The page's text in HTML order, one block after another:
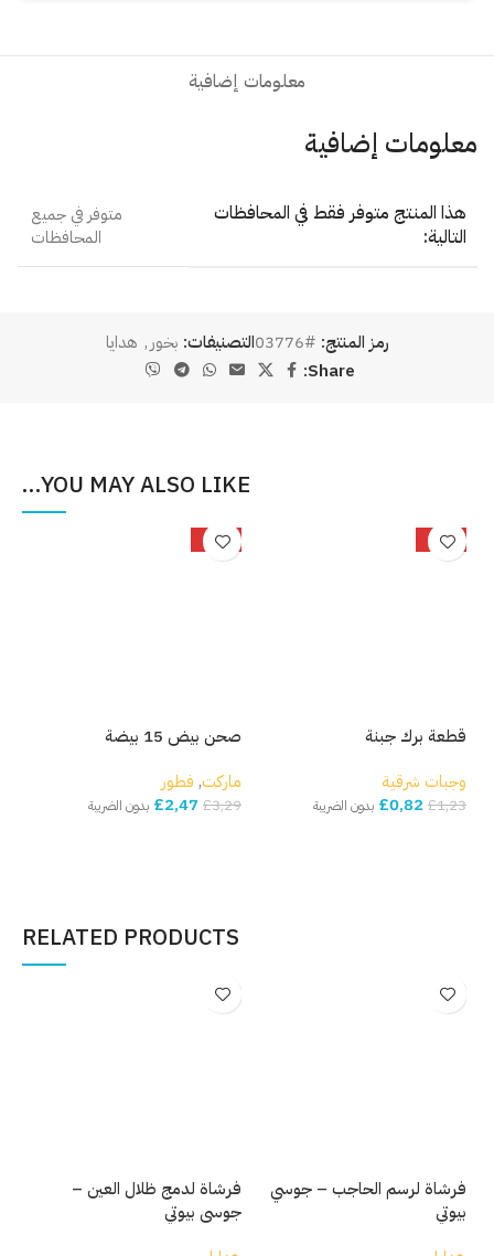
معلومات إضافية
معلومات إضافية
هذا المنتج متوفر فقط في المحافظات
التالية:
متوفر في جميع
المحافظات
رمز المنتج: #03776 التصنيفات: بخور , هدايا
Share:
YOU MAY ALSO LIKE…
-33%
قطعة برك جبنة
وجبات شرقية
£1,23
£0,82 بدون الضريبة
-25%
صحن بيض 15 بيضة
ماركت, فطور
£3,29
£2,47 بدون الضريبة
RELATED PRODUCTS
فرشاة لرسم الحاجب – جوسي
بيوتي
فرشاة لدمج ظلال العين –
جوسي بيوتي